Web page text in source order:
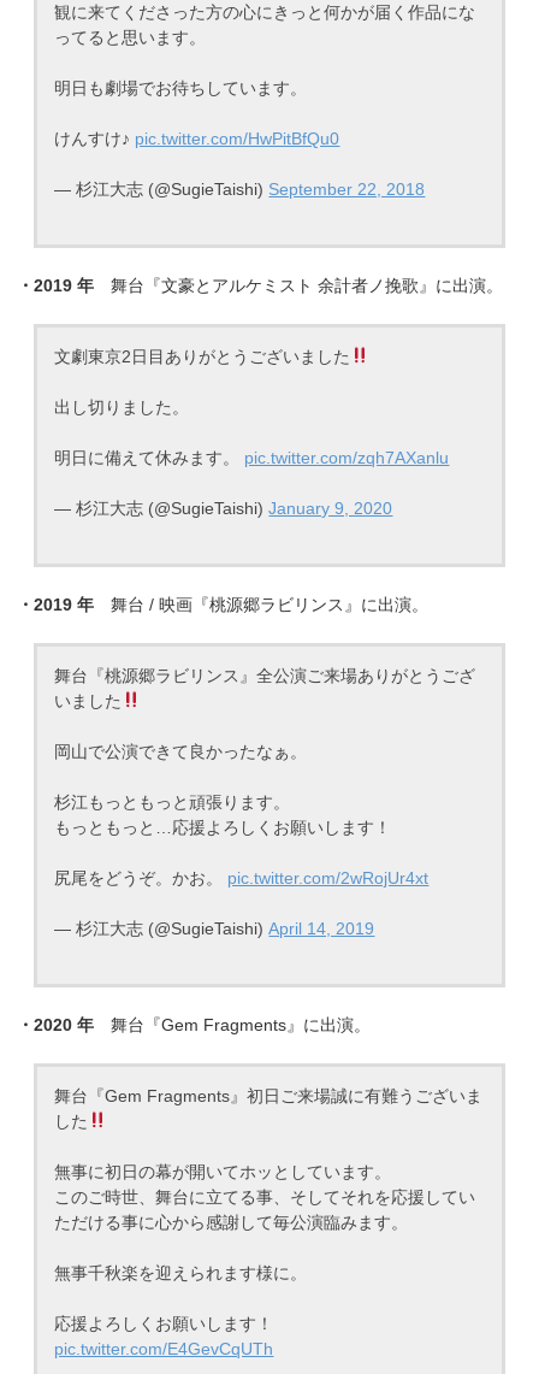
観に来てくださった方の心にきっと何かが届く作品にな
ってると思います。
明日も劇場でお待ちしています。
けんすけ♪ pic.twitter.com/HwPitBfQu0
— 杉江大志 (@SugieTaishi) September 22, 2018
・2019 年 舞台『文豪とアルケミスト 余計者ノ挽歌』に出演。
文劇東京2日目ありがとうございました
出し切りました。
明日に備えて休みます。 pic.twitter.com/zqh7AXanlu
— 杉江大志 (@SugieTaishi)January 9, 2020
・2019 年 舞台 / 映画『桃源郷ラビリンス』に出演。
舞台『桃源郷ラビリンス』全公演ご来場ありがとうござ
いました
岡山で公演できて良かったなぁ。
杉江もっともっと頑張ります。
もっともっと…応援よろしくお願いします！
尻尾をどうぞ。かお。 pic.twitter.com/2wRojUr4xt
— 杉江大志 (@SugieTaishi)April 14, 2019
・2020 年 舞台『Gem Fragments』に出演。
舞台『Gem Fragments』初日ご来場誠に有難うございま
した
無事に初日の幕が開いてホッとしています。
このご時世、舞台に立てる事、そしてそれを応援してい
ただける事に心から感謝して毎公演臨みます。
無事千秋楽を迎えられます様に。
応援よろしくお願いします！
pic.twitter.com/E4GevCqUTh